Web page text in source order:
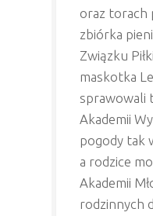
oraz torach
zbiórka
Związku
maskotka
sprawowali
Akademii
pogody tak
a rodzice
Akademii
rodzinnych